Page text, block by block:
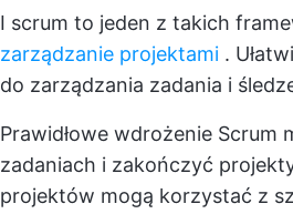
I scrum to jeden z takich
zarządzanie projektami .
do zarządzania zadania i
Prawidłowe wdrożenie Scrum
zadaniach i zakończyć
projektów mogą korzystać z